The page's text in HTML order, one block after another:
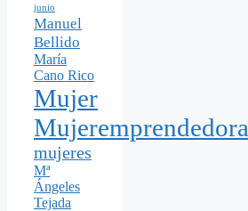
junio
Manuel
Bellido
María
Cano Rico
Mujer
Mujeremprendedora
mujeres
Mª
Ángeles
Tejada